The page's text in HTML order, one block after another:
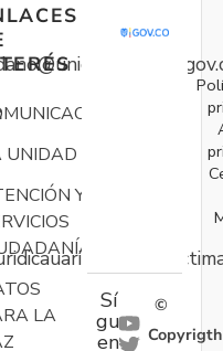
UNIDAD
Y
LA
Sí
gu
en
©
Copyrigth